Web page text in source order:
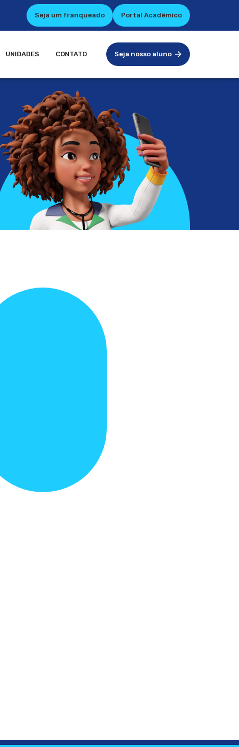
Seja um franqueado Portal Acadêmico
UNIDADES CONTATO Seja nosso aluno